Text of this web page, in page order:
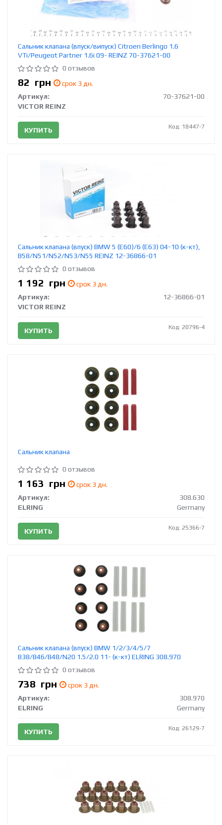
Сальник клапана (впуск/випуск) Citroen Berlingo 1.6
VTi/Peugeot Partner 1.6i 09- REINZ 70-37621-00
0 отзывов
82 грн
срок 3 дн.
Артикул:
70-37621-00
VICTOR REINZ
КУПИТЬ Код: 18447-7
Сальник клапана (впуск) BMW 5 (E60)/6 (E63) 04-10 (к-кт),
B58/N51/N52/N53/N55 REINZ 12-36866-01
0 отзывов
1 192 грн
срок 3 дн.
Артикул:
12-36866-01
VICTOR REINZ
КУПИТЬ Код: 20796-4
Сальник клапана
0 отзывов
1 163 грн
срок 3 дн.
Артикул:
308.630
ELRING
Germany
КУПИТЬ Код: 25366-7
Сальник клапана (впуск) BMW 1/2/3/4/5/7
B38/B46/B48/N20 1.5/2.0 11- (к-кт) ELRING 308.970
0 отзывов
738 грн
срок 3 дн.
Артикул:
308.970
ELRING
Germany
КУПИТЬ Код: 26129-7